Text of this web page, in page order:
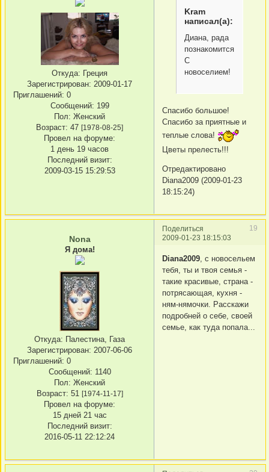
Откуда: Греция
Зарегистрирован: 2009-01-17
Приглашений: 0
Сообщений: 199
Пол: Женский
Возраст: 47 [1978-08-25]
Провел на форуме:
1 день 19 часов
Последний визит:
2009-03-15 15:29:53
Kram
написал(а):
Диана, рада
познакомится!
С
новоселием!
Спасибо большое!
Спасибо за приятные и
теплые слова!
Цветы прелесть!!!
Отредактировано
Diana2009 (2009-01-23
18:15:24)
Поделиться
19
2009-01-23 18:15:03
Nona
Я дома!
Откуда: Палестина, Газа
Зарегистрирован: 2007-06-06
Приглашений: 0
Сообщений: 1140
Пол: Женский
Возраст: 51 [1974-11-17]
Провел на форуме:
15 дней 21 час
Последний визит:
2016-05-11 22:12:24
Diana2009, с новосельем
тебя, ты и твоя семья -
такие красивые, страна -
потрясающая, кухня -
ням-нямочки. Расскажи
подробней о себе, своей
семье, как туда попала...